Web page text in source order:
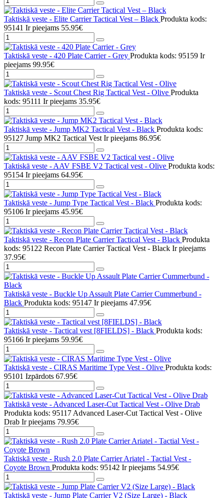
Taktiskā veste - Elite Carrier Tactical Vest – Black Produkta kods:
95141 Ir pieejams 55.95€
Taktiskā veste - 420 Plate Carrier - Grey Produkta kods: 95159 Ir
pieejams 99.95€
Taktiskā veste - Scout Chest Rig Tactical Vest - Olive Produkta
kods: 95111 Ir pieejams 35.95€
Taktiskā veste - Jump MK2 Tactical Vest - Black Produkta kods:
95127 Jump MK2 Tactical Vest Ir pieejams 86.95€
Taktiskā veste - AAV FSBE V2 Tactical vest - Olive Produkta kods:
95154 Ir pieejams 64.95€
Taktiskā veste - Jump Type Tactical Vest - Black Produkta kods:
95106 Ir pieejams 45.95€
Taktiskā veste - Recon Plate Carrier Tactical Vest - Black Produkta
kods: 95122 Recon Plate Carrier Tactical Vest - Black Ir pieejams
37.95€
Taktiskā veste - Buckle Up Assault Plate Carrier Cummerbund -
Black Produkta kods: 95147 Ir pieejams 47.95€
Taktiskā veste - Tactical vest [8FIELDS] - Black Produkta kods:
95166 Ir pieejams 59.95€
Taktiskā veste - CIRAS Maritime Type Vest - Olive Produkta kods:
95101 Izpārdots 67.95€
Taktiskā veste - Advanced Laser-Cut Tactical Vest - Olive Drab
Produkta kods: 95117 Advanced Laser-Cut Tactical Vest - Olive
Drab Ir pieejams 79.95€
Taktiskā veste - Rush 2.0 Plate Carrier Ariatel - Tactial Vest -
Coyote Brown Produkta kods: 95142 Ir pieejams 54.95€
Taktiskā veste - Jump Plate Carrier V2 (Size Large) - Black